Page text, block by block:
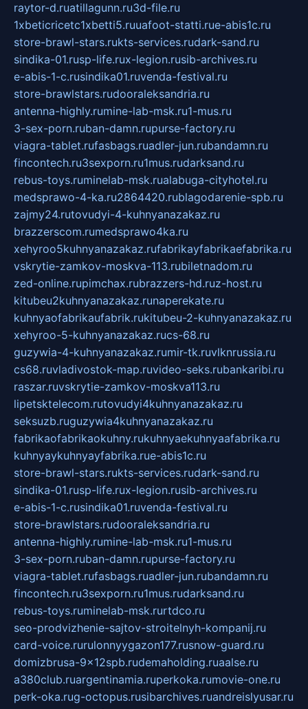
raytor-d.ruatillagunn.ru3d-file.ru
1xbeticricetc1xbetti5.ruuafoot-statti.rue-abis1c.ru
store-brawl-stars.rukts-services.rudark-sand.ru
sindika-01.rusp-life.rux-legion.rusib-archives.ru
e-abis-1-c.rusindika01.ruvenda-festival.ru
store-brawlstars.rudooraleksandria.ru
antenna-highly.rumine-lab-msk.ru1-mus.ru
3-sex-porn.ruban-damn.rupurse-factory.ru
viagra-tablet.rufasbags.ruadler-jun.rubandamn.ru
fincontech.ru3sexporn.ru1mus.rudarksand.ru
rebus-toys.ruminelab-msk.rualabuga-cityhotel.ru
medsprawo-4-ka.ru2864420.rublagodarenie-spb.ru
zajmy24.rutovudyi-4-kuhnyanazakaz.ru
brazzerscom.rumedsprawo4ka.ru
xehyroo5kuhnyanazakaz.rufabrikayfabrikaefabrika.ru
vskrytie-zamkov-moskva-113.rubiletnadom.ru
zed-online.rupimchax.rubrazzers-hd.ruz-host.ru
kitubeu2kuhnyanazakaz.runaperekate.ru
kuhnyaofabrikaufabrik.rukitubeu-2-kuhnyanazakaz.ru
xehyroo-5-kuhnyanazakaz.rucs-68.ru
guzywia-4-kuhnyanazakaz.rumir-tk.ruvlknrussia.ru
cs68.ruvladivostok-map.ruvideo-seks.rubankaribi.ru
raszar.ruvskrytie-zamkov-moskva113.ru
lipetsktelecom.rutovudyi4kuhnyanazakaz.ru
seksuzb.ruguzywia4kuhnyanazakaz.ru
fabrikaofabrikaokuhny.rukuhnyaekuhnyaafabrika.ru
kuhnyaykuhnyayfabrika.rue-abis1c.ru
store-brawl-stars.rukts-services.rudark-sand.ru
sindika-01.rusp-life.rux-legion.rusib-archives.ru
e-abis-1-c.rusindika01.ruvenda-festival.ru
store-brawlstars.rudooraleksandria.ru
antenna-highly.rumine-lab-msk.ru1-mus.ru
3-sex-porn.ruban-damn.rupurse-factory.ru
viagra-tablet.rufasbags.ruadler-jun.rubandamn.ru
fincontech.ru3sexporn.ru1mus.rudarksand.ru
rebus-toys.ruminelab-msk.rurtdco.ru
seo-prodvizhenie-sajtov-stroitelnyh-kompanij.ru
card-voice.rurulonnyygazon177.rusnow-guard.ru
domizbrusa-9x12spb.rudemaholding.ruaalse.ru
a380club.ruargentinamia.ruperkoka.rumovie-one.ru
perk-oka.rug-octopus.rusibarchives.ruandreislyusar.ru